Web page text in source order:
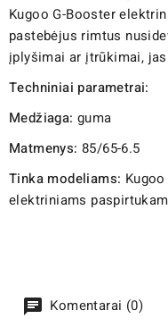
Kugoo G-Booster
pastebėjus rimtus
įplyšimai ar įtrūkimai,
Techniniai parametrai:
Medžiaga: guma
Matmenys: 85/65-6.5
Tinka modeliams:
elektriniams
Komentarai (0)